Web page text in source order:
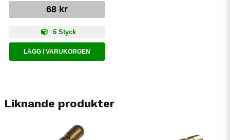
68 kr
6 Styck
LÄGG I VARUKORGEN
Liknande produkter